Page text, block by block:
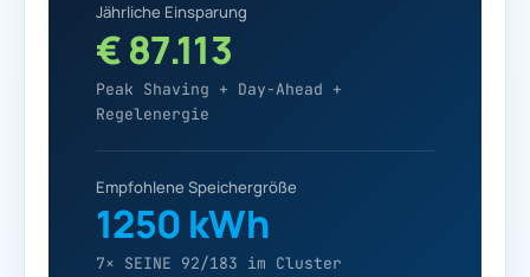
Jährliche Einsparung
€ 87.113
Peak Shaving + Day-Ahead +
Regelenergie
Empfohlene Speichergröße
1250 kWh
7× SEINE 92/183 im Cluster